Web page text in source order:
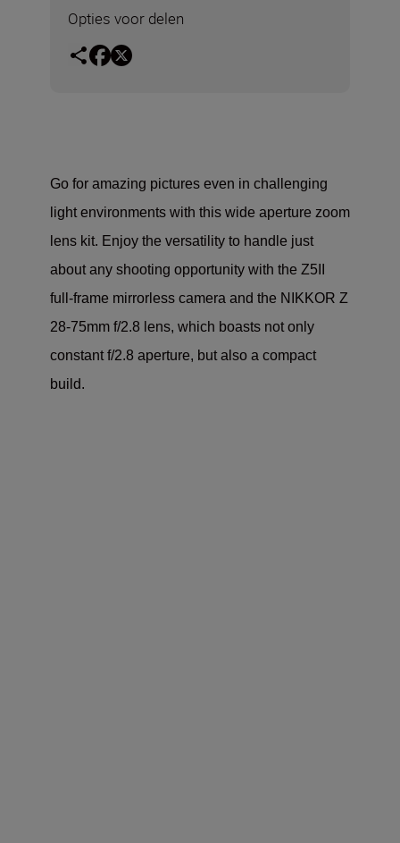
Opties voor delen
Go for amazing pictures even in challenging
light environments with this wide aperture zoom
lens kit. Enjoy the versatility to handle just
about any shooting opportunity with the Z5II
full-frame mirrorless camera and the NIKKOR Z
28-75mm f/2.8 lens, which boasts not only
constant f/2.8 aperture, but also a compact
build.